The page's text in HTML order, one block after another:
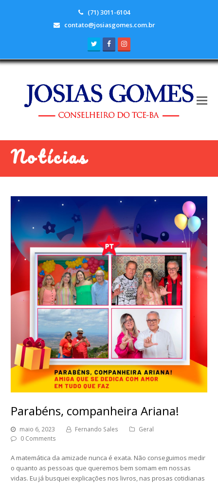
(71) 3011-6104
contato@josiasgomes.com.br
TwitterFacebook
Notícias
Parabéns, companheira Ariana!
maio 6, 2023 Fernando Sales
Geral
0 Comments
A matemática da amizade nunca é exata. Não conseguimos medir
o quanto as pessoas que queremos bem somam em nossas
vidas. Eu já busquei explicações nos livros, nas prosas cotidianas